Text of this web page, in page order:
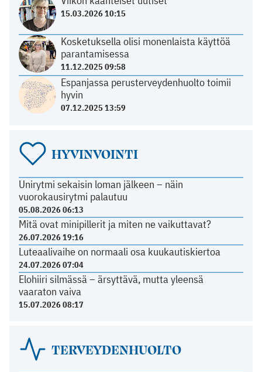
15.03.2026 10:15
Kosketuksella olisi monenlaista käyttöä
parantamisessa
11.12.2025 09:58
Espanjassa perusterveydenhuolto toimii
hyvin
07.12.2025 13:59
HYVINVOINTI
Unirytmi sekaisin loman jälkeen – näin
vuorokausirytmi palautuu
05.08.2026 06:13
Mitä ovat minipillerit ja miten ne vaikuttavat?
26.07.2026 19:16
Luteaalivaihe on normaali osa kuukautiskiertoa
24.07.2026 07:04
Elohiiri silmässä – ärsyttävä, mutta yleensä
vaaraton vaiva
15.07.2026 08:17
TERVEYDENHUOLTO